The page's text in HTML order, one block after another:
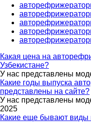
Какая цена на
Узбекистане?
У нас представлены
Какие годы выпуска
представлены на сайте?
У нас представлены
2025
Какие еще бывают виды